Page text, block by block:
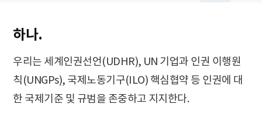
하나.
우리는 세계인권선언(UDHR), UN 기업과 인권 이행원
칙(UNGPs), 국제노동기구(ILO) 핵심협약 등 인권에 대
한 국제기준 및 규범을 존중하고 지지한다.